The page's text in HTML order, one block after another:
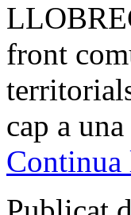
front
cap a